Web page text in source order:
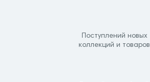
Поступлений новых
коллекций и товаров